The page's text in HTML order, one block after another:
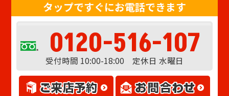
タップですぐにお電話できます
0120-516-107
受付時間 10:00-18:00 定休日 水曜日